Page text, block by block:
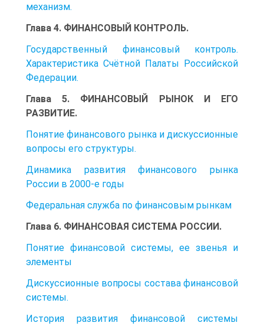
механизм.
Глава 4. ФИНАНСОВЫЙ КОНТРОЛЬ.
Государственный финансовый контроль.
Характеристика Счётной Палаты Российской
Федерации.
Глава 5. ФИНАНСОВЫЙ РЫНОК И ЕГО
РАЗВИТИЕ.
Понятие финансового рынка и дискуссионные
вопросы его структуры.
Динамика развития финансового рынка
России в 2000-е годы
Федеральная служба по финансовым рынкам
Глава 6. ФИНАНСОВАЯ СИСТЕМА РОССИИ.
Понятие финансовой системы, ее звенья и
элементы
Дискуссионные вопросы состава финансовой
системы.
История развития финансовой системы